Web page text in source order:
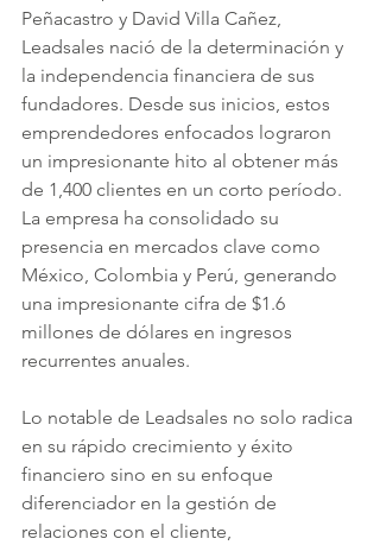
Peñacastro y David Villa Cañez,
Leadsales nació de la determinación y
la independencia financiera de sus
fundadores. Desde sus inicios, estos
emprendedores enfocados lograron
un impresionante hito al obtener más
de 1,400 clientes en un corto período.
La empresa ha consolidado su
presencia en mercados clave como
México, Colombia y Perú, generando
una impresionante cifra de $1.6
millones de dólares en ingresos
recurrentes anuales.
Lo notable de Leadsales no solo radica
en su rápido crecimiento y éxito
financiero sino en su enfoque
diferenciador en la gestión de
relaciones con el cliente,